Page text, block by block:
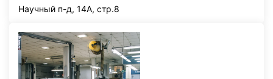
Научный п-д, 14А, стр.8